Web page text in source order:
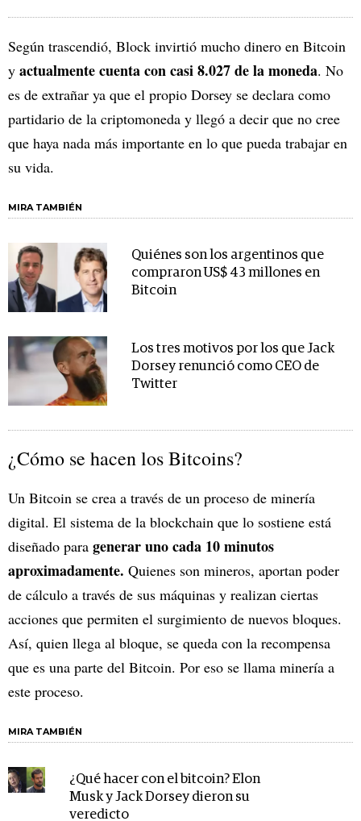
Según trascendió, Block invirtió mucho dinero en Bitcoin
y actualmente cuenta con casi 8.027 de la moneda. No
es de extrañar ya que el propio Dorsey se declara como
partidario de la criptomoneda y llegó a decir que no cree
que haya nada más importante en lo que pueda trabajar en
su vida.
MIRA TAMBIÉN
Quiénes son los argentinos que
compraron US$ 43 millones en
Bitcoin
Los tres motivos por los que Jack
Dorsey renunció como CEO de
Twitter
¿Cómo se hacen los Bitcoins?
Un Bitcoin se crea a través de un proceso de minería
digital. El sistema de la blockchain que lo sostiene está
diseñado para generar uno cada 10 minutos
aproximadamente. Quienes son mineros, aportan poder
de cálculo a través de sus máquinas y realizan ciertas
acciones que permiten el surgimiento de nuevos bloques.
Así, quien llega al bloque, se queda con la recompensa
que es una parte del Bitcoin. Por eso se llama minería a
este proceso.
MIRA TAMBIÉN
¿Qué hacer con el bitcoin? Elon
Musk y Jack Dorsey dieron su
veredicto